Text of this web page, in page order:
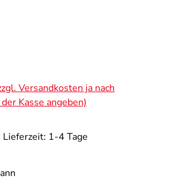
Versandkosten ja nach
Kasse angeben)
1-4 Tage